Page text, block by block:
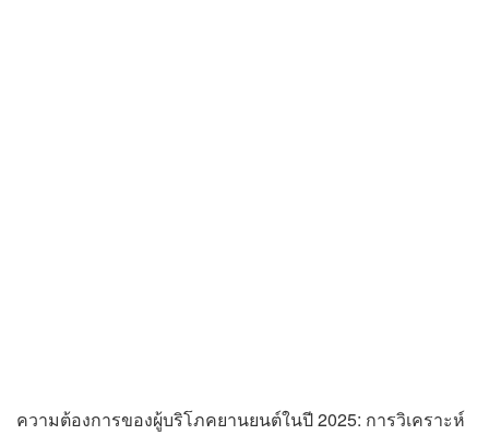
ความต้องการของผู้บริโภคยานยนต์ในปี 2025: การวิเคราะห์